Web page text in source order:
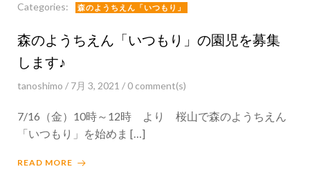
Categories: 森のようちえん「いつもり」
森のようちえん「いつもり」の園児を募集
します♪
tanoshimo / 7月 3, 2021 / 0 comment(s)
7/16（金）10時～12時 より 桜山で森のようちえん
「いつもり」を始めま […]
READ MORE